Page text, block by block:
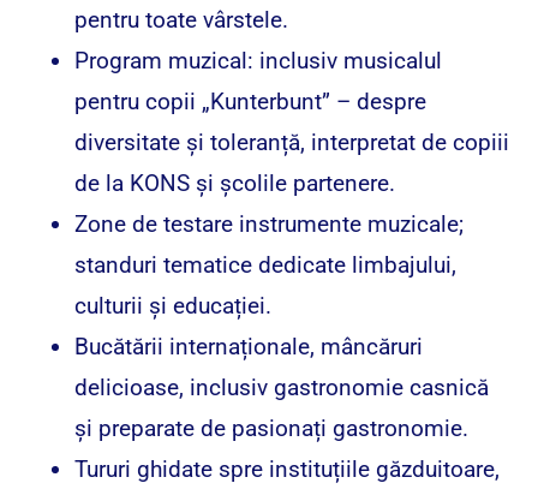
pentru toate vârstele.
Program muzical: inclusiv musicalul
pentru copii „Kunterbunt” – despre
diversitate și toleranță, interpretat de copiii
de la KONS și școlile partenere.
Zone de testare instrumente muzicale;
standuri tematice dedicate limbajului,
culturii și educației.
Bucătării internaționale, mâncăruri
delicioase, inclusiv gastronomie casnică
și preparate de pasionați gastronomie.
Tururi ghidate spre instituțiile găzduitoare,